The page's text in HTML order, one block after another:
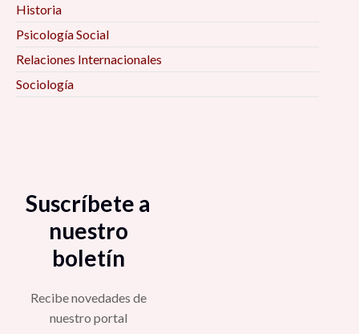
Historia
Psicología Social
Relaciones Internacionales
Sociología
Suscríbete a
nuestro
boletín
Recibe novedades de
nuestro portal